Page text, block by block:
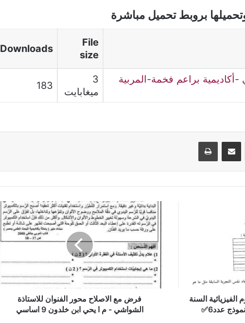
بروبط تحميل مباشرة
File
size
Downloads
-أكاديمية براعم فخمة-المربية
3
ميغابايت
183
بينتيريستمشاركة عبر البريد طباعة
في العلوم الفيزيائية السنة
عدد6✅
فرض
الاصلاح
الفنوان
للاستاذة
الشواشي
م
فرض مع الاصلاح محور الفنوان للاستاذة
الشواشي - م ا يحي ابن خلدون 9 اساسي